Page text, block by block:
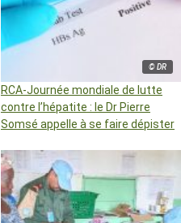
© DR
RCA-Journée mondiale de lutte
contre l’hépatite : le Dr Pierre
Somsé appelle à se faire dépister